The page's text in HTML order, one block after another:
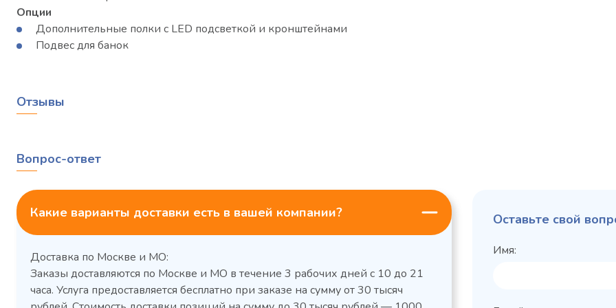
Опции
Дополнительные полки с LED подсветкой и кронштейнами
Подвес для банок
Отзывы
Вопрос-ответ
Какие варианты доставки есть в вашей компании?
Доставка по Москве и МО:
Заказы доставляются по Москве и МО в течение 3 рабочих дней с 10 до 21
часа. Услуга предоставляется бесплатно при заказе на сумму от 30 тысяч
Оставьте свой
Имя: